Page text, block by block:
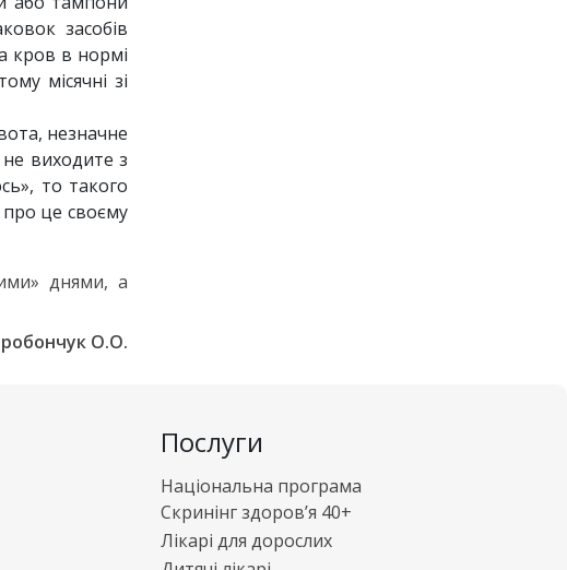
засобів
кров в нормі
місячні зі
незначне
виходите з
то такого
про це своєму
днями, а
О.О.
Послуги
Національна програма
Скринінг здоров’я 40+
Лікарі для дорослих